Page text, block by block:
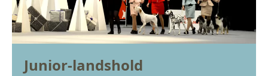
Junior-landshold